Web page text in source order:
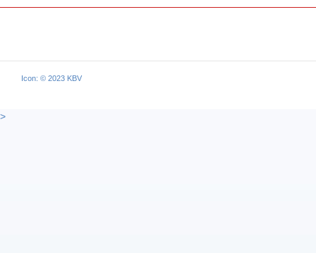
Icon: © 2023 KBV
>